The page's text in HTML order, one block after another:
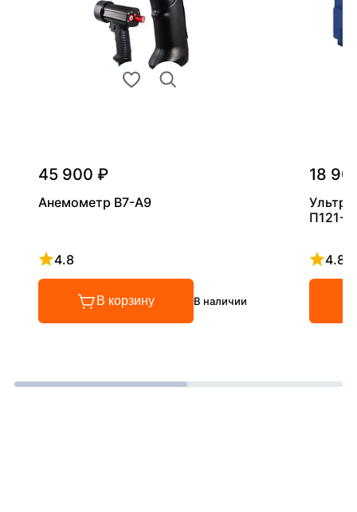
45 900 ₽
Анемометр В7-А9
4.8
Рейтинг 4.8 из 5
В корзину В наличии
18
П121-
4.8